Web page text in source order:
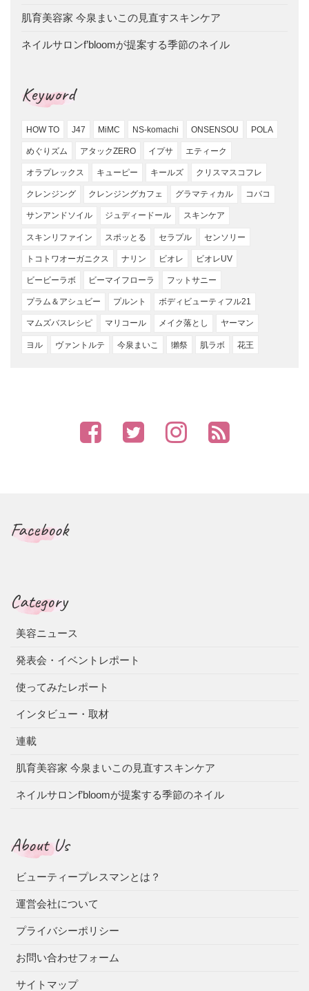
肌育美容家 今泉まいこの見直すスキンケア
ネイルサロンf’bloomが提案する季節のネイル
Keyword
HOW TO J47 MiMC NS-komachi ONSENSOU POLA
めぐりズム アタックZERO イプサ エティーク
オラプレックス キューピー キールズ クリスマスコフレ
クレンジング クレンジングカフェ グラマティカル コバコ
サンアンドソイル ジュディードール スキンケア
スキンリファイン スポッとる セラプル センソリー
トコトワオーガニクス ナリン ビオレ ビオレUV
ビービーラボ ビーマイフローラ フットサニー
プラム＆アシュビー プルント ボディビューティフル21
マムズバスレシピ マリコール メイク落とし ヤーマン
ヨル ヴァントルテ 今泉まいこ 獺祭 肌ラボ 花王
Facebook
Category
美容ニュース
発表会・イベントレポート
使ってみたレポート
インタビュー・取材
連載
肌育美容家 今泉まいこの見直すスキンケア
ネイルサロンf’bloomが提案する季節のネイル
About Us
ビューティープレスマンとは？
運営会社について
プライバシーポリシー
お問い合わせフォーム
サイトマップ